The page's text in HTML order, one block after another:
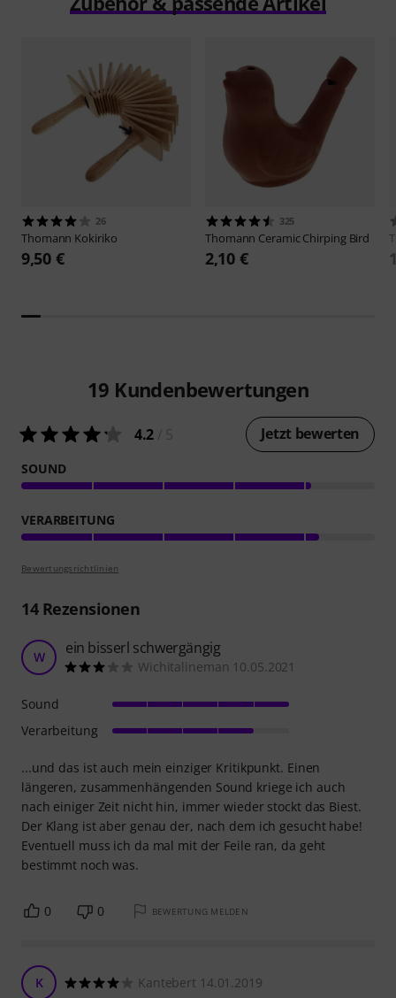
26
Thomann Kokiriko
9,50 €
325
Thomann Ceramic Chirping Bird
2,10 €
19 Kundenbewertungen
4.2 Jetzt bewerten
SOUND
VERARBEITUNG
Bewertungsrichtlinien
14Rezensionen
W ein bisserl schwergängig
Wichitalineman 10.05.2021
...und das ist auch mein einziger Kritikpunkt. Einen
längeren, zusammenhängenden Sound kriege ich auch
nach einiger Zeit nicht hin, immer wieder stockt das Biest.
Der Klang ist aber genau der, nach dem ich gesucht habe!
Eventuell muss ich da mal mit der Feile ran, da geht
bestimmt noch was.
Sound
Verarbeitung
0 0 BEWERTUNG MELDEN
K Kantebert 14.01.2019